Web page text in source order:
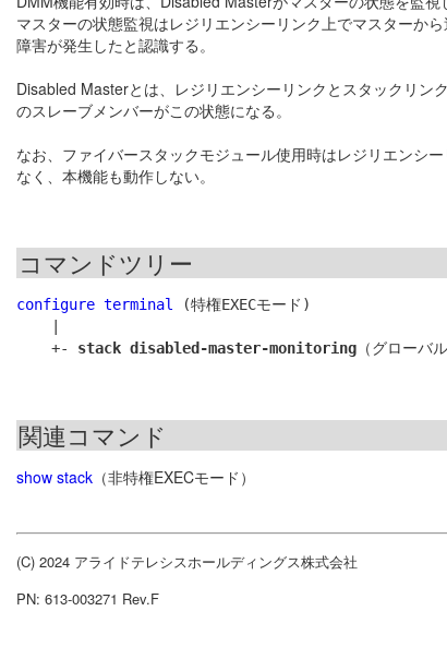
マスターの状態監視はレジリエンシーリンク上でマスターか
障害が発生したと認識する。
Disabled Masterとは、レジリエンシーリンクとスタックリン
のスレーブメンバーがこの状態になる。
なお、ファイバースタックモジュール使用時はレジリエンシ
なく、本機能も動作しない。
コマンドツリー
configure terminal
(特権EXECモード)
    +-
stack disabled-master-monitoring
関連コマンド
show stack （非特権EXECモード）
(C) 2024 アライドテレシスホールディングス株式会社
PN: 613-003271 Rev.F